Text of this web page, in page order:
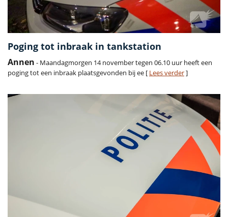
Poging tot inbraak in tankstation
Annen - Maandagmorgen 14 november tegen 06.10 uur heeft een
poging tot een inbraak plaatsgevonden bij ee [ Lees verder]